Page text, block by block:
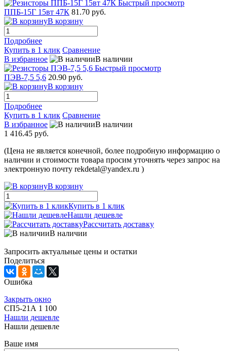
Быстрый просмотр
ППБ-15Г 15вт 47К 81.70 руб.
В корзину
Подробнее
Купить в 1 клик Сравнение
В избранное
В наличии
Быстрый просмотр
ПЭВ-7,5 5,6 20.90 руб.
В корзину
Подробнее
Купить в 1 клик Сравнение
В избранное
В наличии
1 416.45 руб.
(Цена не является конечной, более подробную информацию о
наличии и стоимости товара просим уточнять через запрос на
электронную почту rekdetal@yandex.ru )
В корзину
Купить в 1 клик
Нашли дешевле
Рассчитать доставку
В наличии
Запросить актуальные цены и остатки
Поделиться
Ошибка
Закрыть окно
СП5-21А 1 100
Нашли дешевле
Нашли дешевле
Ваше имя